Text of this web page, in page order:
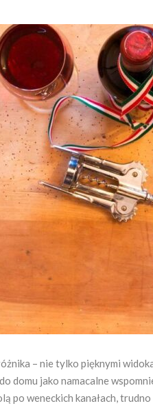
– nie tylko pięknymi
domu jako namacalne
po weneckich kanałach,